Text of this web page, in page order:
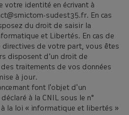
votre identité en écrivant à
du droit de saisir la
et Libertés. En cas de
directives de votre part, vous êtes
disposent d’un droit de
traitements de vos données
à jour.
font l'objet d'un
à la CNIL sous le n°
à la loi « informatique et libertés »